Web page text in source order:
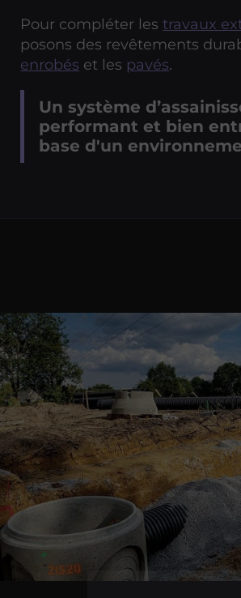
Pour compléter lestravaux
posons des revêtements
enrobés et les pavés.
Un système
performant et bien
base d'un